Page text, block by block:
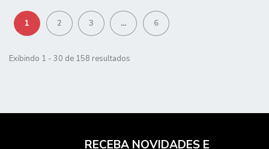
1 2 3 ... 6
Exibindo 1 - 30 de 158 resultados
RECEBA NOVIDADES E